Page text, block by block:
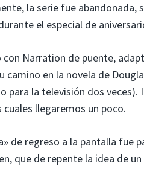
la serie fue
el especial de
Narration de puente,
en la novela de
para la televisión dos veces).
llegaremos un poco.
de regreso a la pantalla fue
que de repente la idea de